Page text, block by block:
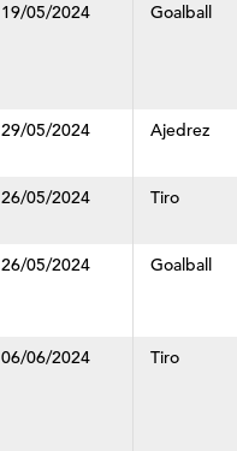
19/05/2024 Goalball
29/05/2024 Ajedrez
26/05/2024 Tiro
26/05/2024 Goalball
06/06/2024 Tiro